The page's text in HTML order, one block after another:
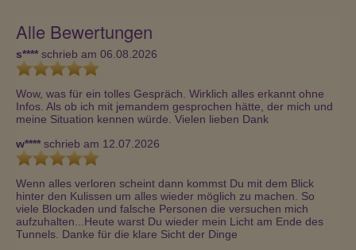
Alle Bewertungen
s**** schrieb am 06.08.2026
Wow, was für ein tolles Gespräch. Wirklich alles erkannt ohne
Infos. Als ob ich mit jemandem gesprochen hätte, der mich und
meine Situation kennen würde. Vielen lieben Dank
w**** schrieb am 12.07.2026
Wenn alles verloren scheint dann kommst Du mit dem Blick
hinter den Kulissen um alles wieder möglich zu machen. So
viele Blockaden und falsche Personen die versuchen mich
aufzuhalten...Heute warst Du wieder mein Licht am Ende des
Tunnels. Danke für die klare Sicht der Dinge